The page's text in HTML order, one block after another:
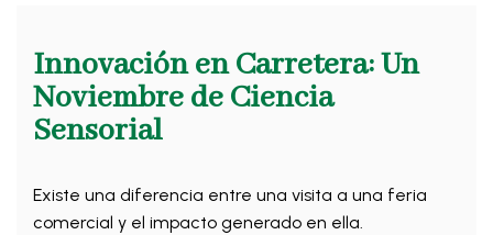
Innovación en Carretera: Un
Noviembre de Ciencia
Sensorial
Existe una diferencia entre una visita a una feria
comercial y el impacto generado en ella.